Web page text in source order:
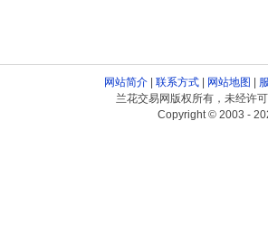
网站简介| 联系方式| 网站地图 |
兰花交易网版权所有，未经许
Copyright © 2003 -